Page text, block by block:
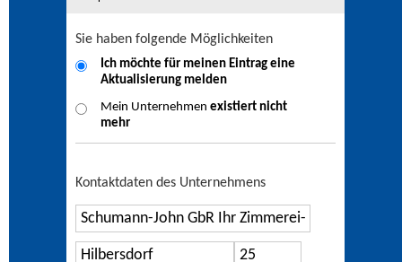
Sie haben folgende Möglichkeiten
Ich möchte für meinen Eintrag eine
Aktualisierung melden
Mein Unternehmen existiert nicht
mehr
Kontaktdaten des Unternehmens